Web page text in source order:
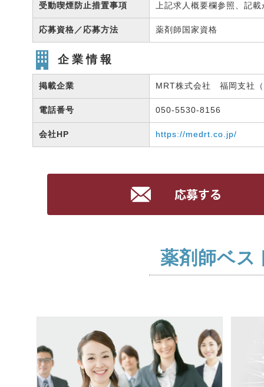
受動喫煙防止措置事項 上記求人概要欄参照、記
応募資格／応募方法 薬剤師国家資格
企業情報
掲載企業 MRT株式会社 福岡支社
電話番号 050-5530-8156
会社HP https://medrt.co.jp/
薬剤師ベス